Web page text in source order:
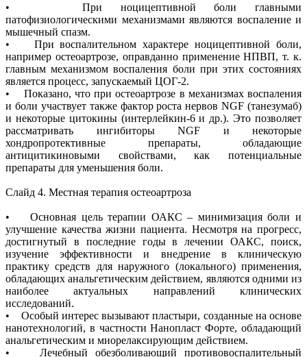
• При ноцицептивной боли главными
патофизиологическими механизмами являются воспаление и
мышечный спазм.
• При воспалительном характере ноцицептивной боли,
например остеоартрозе, оправданно применение НПВП, т. к.
главным механизмом воспаления боли при этих состояниях
является процесс, запускаемый ЦОГ-2.
• Показано, что при остеоартрозе в механизмах воспаления
и боли участвует также фактор роста нервов NGF (танезумаб)
и некоторые цитокины (интерлейкин-6 и др.). Это позволяет
рассматривать ингибиторы NGF и некоторые
хондропротективные препараты, обладающие
антицитикиновыми свойствами, как потенциальные
препараты для уменьшения боли.
Слайд 4. Местная терапия остеоартроза
• Основная цель терапии ОАКС – минимизация боли и
улучшение качества жизни пациента. Несмотря на прогресс,
достигнутый в последние годы в лечении ОАКС, поиск,
изучение эффективности и внедрение в клиническую
практику средств для наружного (локального) применения,
обладающих анальгетическим действием, являются одними из
наиболее актуальных направлений клинических
исследований.
• Особый интерес вызывают пластыри, созданные на основе
нанотехнологий, в частности Нанопласт Форте, обладающий
анальгетическим и миорелаксирующим действием.
• Лечебный обезболивающий противовоспалительный